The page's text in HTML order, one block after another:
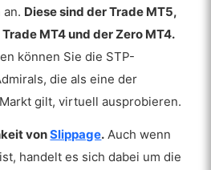
Diese sind der Trade MT5,
MT4 und der Zero MT4.
können Sie die STP-
die als eine der
gilt, virtuell ausprobieren.
vonSlippage. Auch wenn
handelt es sich dabei um die